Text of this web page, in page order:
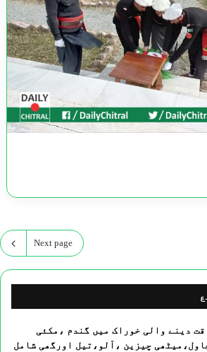
Next page
دینے والی خوراک میں گندم ،مکئی
چیزین ،آلو،تیل اورگھی شامل